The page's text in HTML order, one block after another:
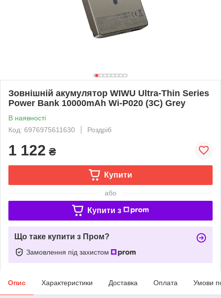
Зовнішній акумулятор WIWU Ultra-Thin Series
Power Bank 10000mAh Wi-P020 (3C) Grey
В наявності
Код: 6976975611630
Роздріб
1 122 ₴
Купити
або
Купити з
Що таке купити з Пром?
Замовлення під захистом
Опис Характеристики Доставка Оплата Умови